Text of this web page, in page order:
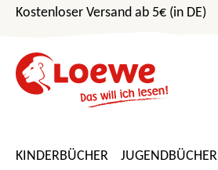
Hauptinhalt springen
Zur Suche springen
Zur Hauptnavigation springen
Kostenloser Versand ab 5€ (in DE)
KINDERBÜCHER JUGENDBÜCHER